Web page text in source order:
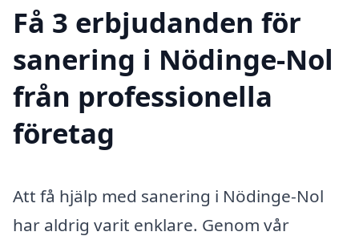
Få 3 erbjudanden för
sanering i Nödinge-Nol
från professionella
företag
Att få hjälp med sanering i Nödinge-Nol
har aldrig varit enklare. Genom vår